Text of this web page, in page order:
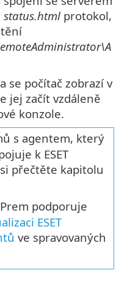
status.html protokol,
se počítač zobrazí v
jej začít vzdáleně
konzole.
s agentem, který
k ESET
si přečtěte kapitolu
Prem podporuje
ESET
ve spravovaných